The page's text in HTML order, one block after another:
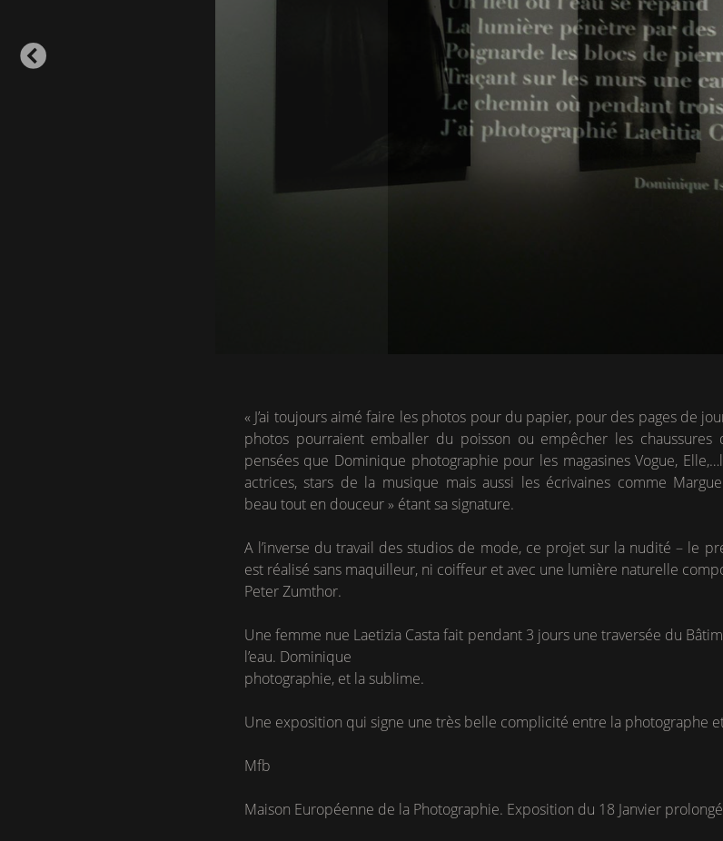
« J’ai toujours aimé faire les photos pour du papier, pour des pages de
photos pourraient emballer du poisson ou empêcher les
pensées que Dominique photographie pour les magasines Vogue,
actrices, stars de la musique mais aussi les écrivaines comme
beau tout en douceur » étant sa signature.
A l’inverse du travail des studios de mode, ce projet sur la nudité – le
est réalisé sans maquilleur, ni coiffeur et avec une lumière naturelle
Peter Zumthor.
Une femme nue Laetizia Casta fait pendant 3 jours une traversée du
l’eau. Dominique
photographie, et la sublime.
Une exposition qui signe une très belle complicité entre la photographe
Mfb
Maison Européenne de la Photographie. Exposition du 18 Janvier